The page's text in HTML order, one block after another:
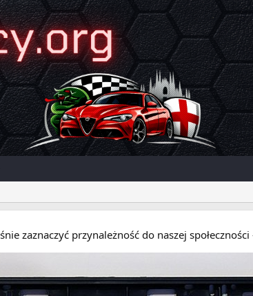
zaznaczyć przynależność do naszej